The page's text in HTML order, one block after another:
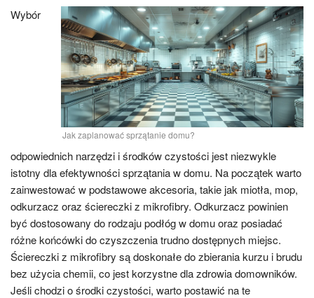
Jak zaplanować sprzątanie domu?
Wybór
odpowiednich narzędzi i środków czystości jest niezwykle
istotny dla efektywności sprzątania w domu. Na początek warto
zainwestować w podstawowe akcesoria, takie jak miotła, mop,
odkurzacz oraz ściereczki z mikrofibry. Odkurzacz powinien
być dostosowany do rodzaju podłóg w domu oraz posiadać
różne końcówki do czyszczenia trudno dostępnych miejsc.
Ściereczki z mikrofibry są doskonałe do zbierania kurzu i brudu
bez użycia chemii, co jest korzystne dla zdrowia domowników.
Jeśli chodzi o środki czystości, warto postawić na te